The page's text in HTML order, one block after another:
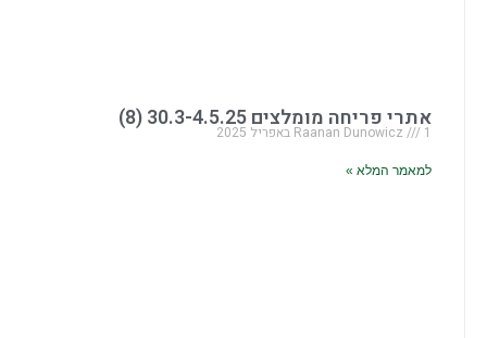
אתרי פריחה מומלצים 30.3-4.5.25 (8)
Raanan Dunowicz 1 באפריל 2025
למאמר המלא »